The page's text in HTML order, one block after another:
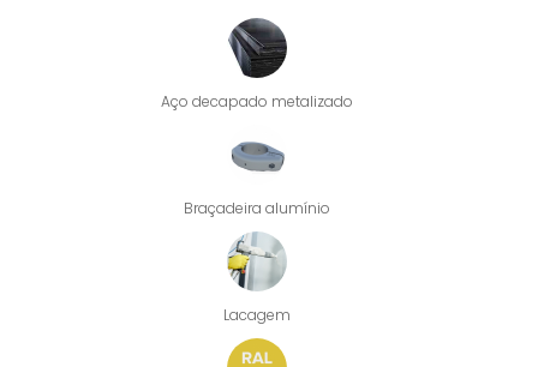
Aço decapado metalizado
Braçadeira alumínio
Lacagem